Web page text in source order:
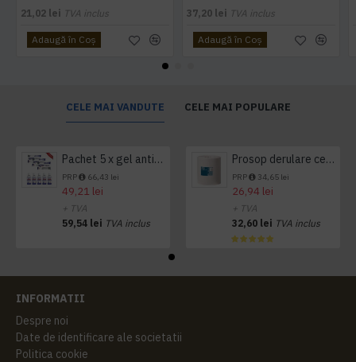
21,02 lei TVA inclus
Adaugă în Coş
37,20 lei TVA inclus
Adaugă în Coş
CELE MAI VANDUTE CELE MAI POPULARE
Pachet 5 x gel antibacterian 50ml si 3 x Servetele antibacteriene 48 buc Hygienium
PRP 66,43 lei
49,21 lei
+ TVA
59,54 lei TVA inclus
Prosop derulare centrala 1 pliu, 300 m Tork
PRP 34,65 lei
26,94 lei
+ TVA
32,60 lei TVA inclus
INFORMATII
Despre noi
Date de identificare ale societatii
Politica cookie